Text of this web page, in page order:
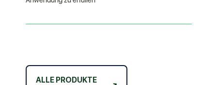
ALLE PRODUKTE